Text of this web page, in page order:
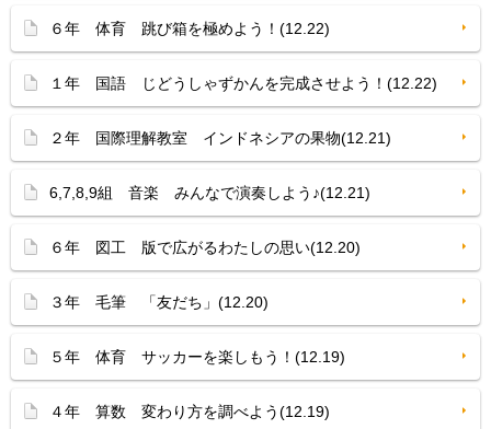
６年 体育 跳び箱を極めよう！(12.22)
１年 国語 じどうしゃずかんを完成させよう！(12.22)
２年 国際理解教室 インドネシアの果物(12.21)
6,7,8,9組 音楽 みんなで演奏しよう♪(12.21)
６年 図工 版で広がるわたしの思い(12.20)
３年 毛筆 「友だち」(12.20)
５年 体育 サッカーを楽しもう！(12.19)
４年 算数 変わり方を調べよう(12.19)